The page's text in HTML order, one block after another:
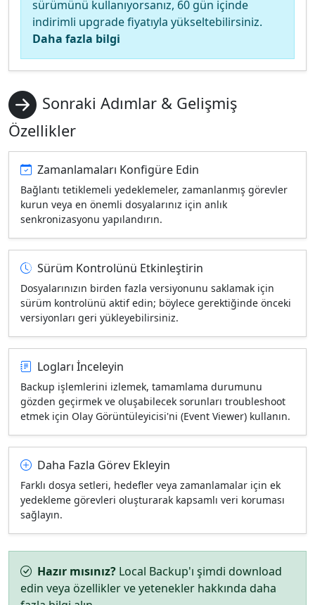
sürümünü kullanıyorsanız, 60 gün içinde
indirimli upgrade fiyatıyla yükseltebilirsiniz.
Daha fazla bilgi
Sonraki Adımlar & Gelişmiş
Özellikler
Zamanlamaları Konfigüre Edin
Bağlantı tetiklemeli yedeklemeler, zamanlanmış görevler
kurun veya en önemli dosyalarınız için anlık
senkronizasyonu yapılandırın.
Sürüm Kontrolünü Etkinleştirin
Dosyalarınızın birden fazla versiyonunu saklamak için
sürüm kontrolünü aktif edin; böylece gerektiğinde önceki
versiyonları geri yükleyebilirsiniz.
Logları İnceleyin
Backup işlemlerini izlemek, tamamlama durumunu
gözden geçirmek ve oluşabilecek sorunları troubleshoot
etmek için Olay Görüntüleyicisi'ni (Event Viewer) kullanın.
Daha Fazla Görev Ekleyin
Farklı dosya setleri, hedefler veya zamanlamalar için ek
yedekleme görevleri oluşturarak kapsamlı veri koruması
sağlayın.
Hazır mısınız? Local Backup'ı şimdi download
edin veya özellikler ve yetenekler hakkında daha